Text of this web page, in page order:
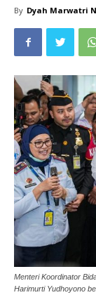
By Dyah Marwatri
Menteri Koordinator
Harimurti Yudhoyono